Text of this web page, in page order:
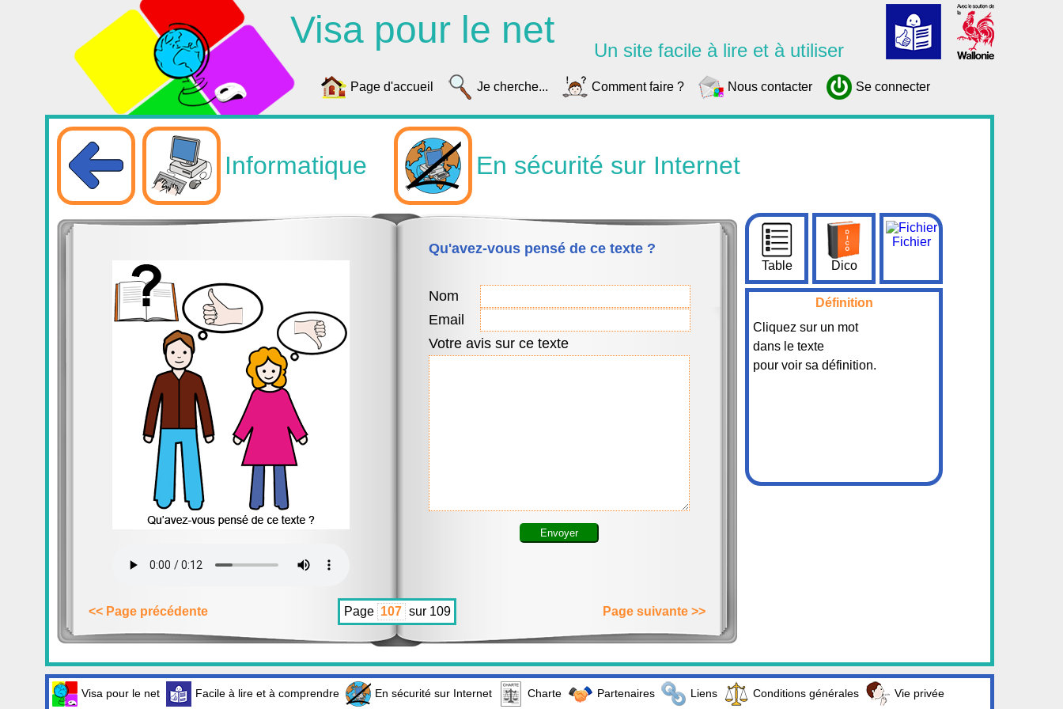
Visa pour le net Un site facile à lire et à utiliser
Page d'accueil Je cherche... Comment faire ? Nous contacter Se connecter
Informatique En sécurité sur Internet
Qu'avez-vous pensé de ce texte ?
Nom
Email
Votre avis sur ce texte
<< Page précédente Page sur 109 Page suivante >>
Table Dico
Fichier
Définition
Cliquez sur un mot
dans le texte
pour voir sa définition.
Visa pour le net Facile à lire et à comprendre En sécurité sur Internet Charte Partenaires Liens Conditions générales Vie privée